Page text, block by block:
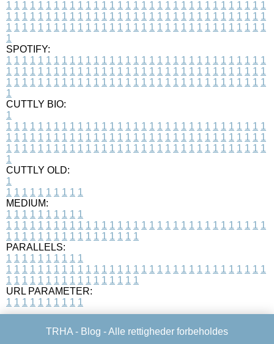
1 1 1 1 1 1 1 1 1 1 1 1 1 1 1 1 1 1 1 1 1 1 1 1 1 1 1 1 1 1 1 1 1
1 1 1 1 1 1 1 1 1 1 1 1 1 1 1 1 1 1 1 1 1 1 1 1 1 1 1 1 1 1 1 1 1
1 1 1 1 1 1 1 1 1 1 1 1 1 1 1 1 1 1 1 1 1 1 1 1 1 1 1 1 1 1 1 1 1
1
SPOTIFY:
1 1 1 1 1 1 1 1 1 1 1 1 1 1 1 1 1 1 1 1 1 1 1 1 1 1 1 1 1 1 1 1 1
1 1 1 1 1 1 1 1 1 1 1 1 1 1 1 1 1 1 1 1 1 1 1 1 1 1 1 1 1 1 1 1 1
1 1 1 1 1 1 1 1 1 1 1 1 1 1 1 1 1 1 1 1 1 1 1 1 1 1 1 1 1 1 1 1 1
1
CUTTLY BIO:
1
1 1 1 1 1 1 1 1 1 1 1 1 1 1 1 1 1 1 1 1 1 1 1 1 1 1 1 1 1 1 1 1 1
1 1 1 1 1 1 1 1 1 1 1 1 1 1 1 1 1 1 1 1 1 1 1 1 1 1 1 1 1 1 1 1 1
1 1 1 1 1 1 1 1 1 1 1 1 1 1 1 1 1 1 1 1 1 1 1 1 1 1 1 1 1 1 1 1 1
1
CUTTLY OLD:
1
1 1 1 1 1 1 1 1 1 1
MEDIUM:
1 1 1 1 1 1 1 1 1 1
1 1 1 1 1 1 1 1 1 1 1 1 1 1 1 1 1 1 1 1 1 1 1 1 1 1 1 1 1 1 1 1 1
1 1 1 1 1 1 1 1 1 1 1 1 1 1 1 1 1
PARALLELS:
1 1 1 1 1 1 1 1 1 1
1 1 1 1 1 1 1 1 1 1 1 1 1 1 1 1 1 1 1 1 1 1 1 1 1 1 1 1 1 1 1 1 1
1 1 1 1 1 1 1 1 1 1 1 1 1 1 1 1 1
URL PARAMETER:
1 1 1 1 1 1 1 1 1 1
TRHA - Blog - Alle rettigheder forbeholdes